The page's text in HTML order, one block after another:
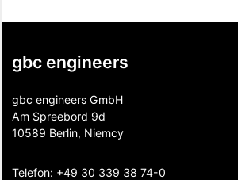
gbc engineers
gbc engineers GmbH
Am Spreebord 9d
10589 Berlin, Niemcy
Telefon: +49 30 339 38 74-0